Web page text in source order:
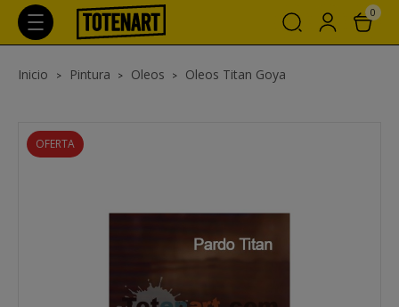
0
Inicio Pintura Oleos Oleos Titan Goya
OFERTA